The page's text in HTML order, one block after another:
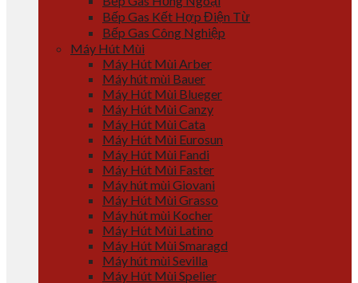
Bếp Gas Kết Hợp Điện Từ
Bếp Gas Công Nghiệp
Máy Hút Mùi
Máy Hút Mùi Arber
Máy hút mùi Bauer
Máy Hút Mùi Blueger
Máy Hút Mùi Canzy
Máy Hút Mùi Cata
Máy Hút Mùi Eurosun
Máy Hút Mùi Fandi
Máy Hút Mùi Faster
Máy hút mùi Giovani
Máy Hút Mùi Grasso
Máy hút mùi Kocher
Máy Hút Mùi Latino
Máy Hút Mùi Smaragd
Máy hút mùi Sevilla
Máy Hút Mùi Spelier